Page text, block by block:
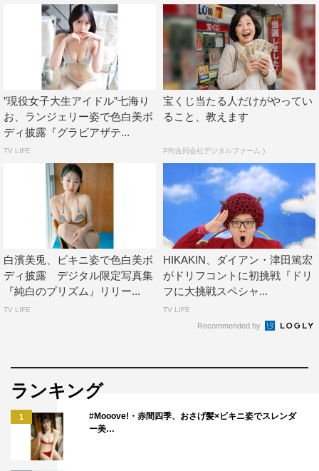
”現役女子大生アイドル”七海り
お、ランジェリー姿で色白美ボ
ディ披露『グラビアザテ...
TV LIFE
宝くじ当たる人だけがやってい
ること、教えます
PR(合同会社デジタルファーム )
白濱美兎、ビキニ姿で色白美ボ
ディ披露 デジタル限定写真集
『純白のプリズム』リリー...
TV LIFE
HIKAKIN、ダイアン・津田篤宏
がドリフコントに初挑戦『ドリ
フに大挑戦スペシャ...
TV LIFE
Recommended by
ランキング
1
#Mooove!・赤間四季、おさげ髪×ビキニ姿でスレンダ
ー美…